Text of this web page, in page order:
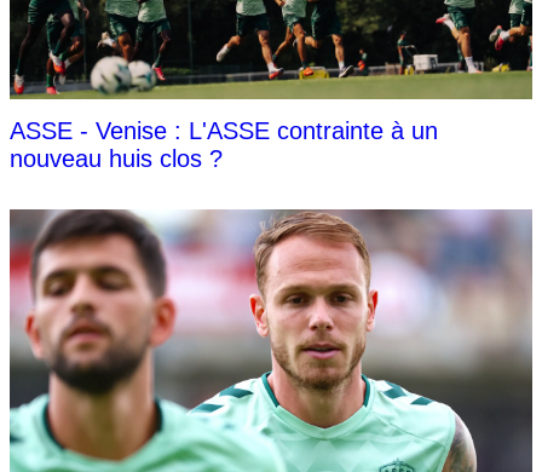
ASSE - Venise : L'ASSE contrainte à un
nouveau huis clos ?